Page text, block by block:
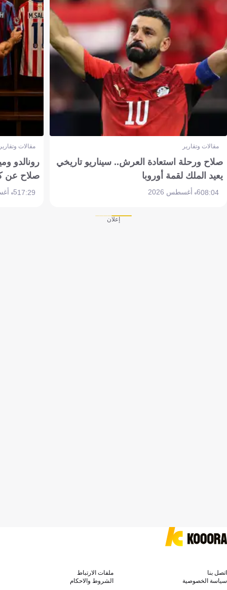
مقالات وتقارير
صلاح ورحلة استعادة العرش.. سيناريو تاريخي
يعيد الملك لقمة أوروبا
08:046 أغسطس 2026
مقالات
رونالدو
صلاح عن
17:295 أغسطس 2026
إعلان
اتصل بنا
ملفات الارتباط
سياسة الخصوصية
الشروط والاحكام